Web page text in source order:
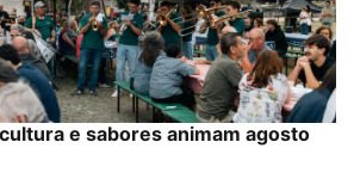
e sabores animam agosto